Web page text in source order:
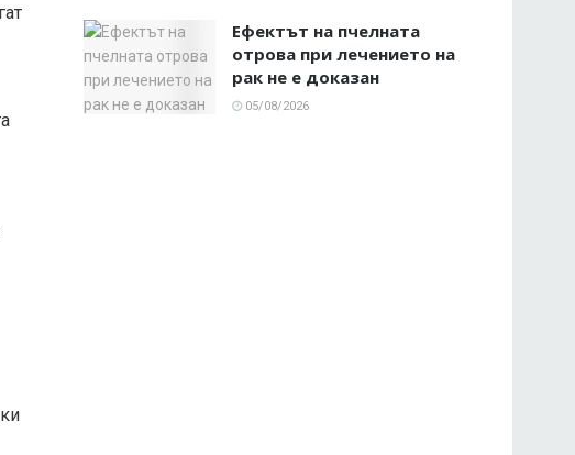
Ефектът на пчелната
отрова при лечението на
рак не е доказан
05/08/2026